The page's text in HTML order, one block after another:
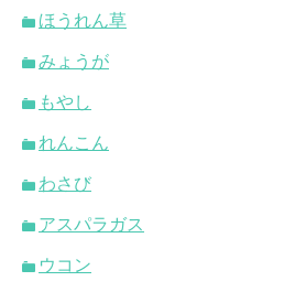
ほうれん草
みょうが
もやし
れんこん
わさび
アスパラガス
ウコン